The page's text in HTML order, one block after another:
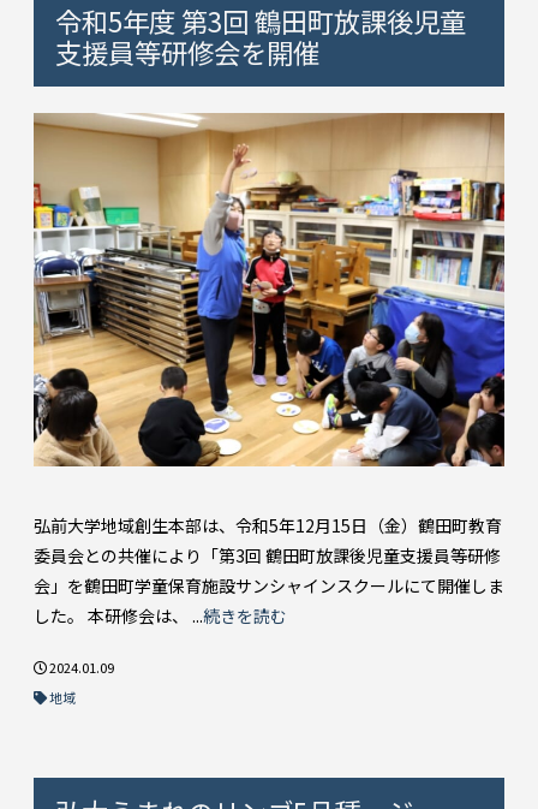
令和5年度 第3回 鶴田町放課後児童
支援員等研修会を開催
弘前大学地域創生本部は、令和5年12月15日（金）鶴田町教育
委員会との共催により「第3回 鶴田町放課後児童支援員等研修
会」を鶴田町学童保育施設サンシャインスクールにて開催しま
した。 本研修会は、 ...続きを読む
2024.01.09
地域